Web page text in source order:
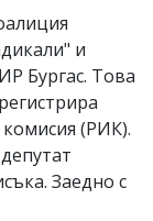
и
Бургас. Това
(РИК).
Заедно с